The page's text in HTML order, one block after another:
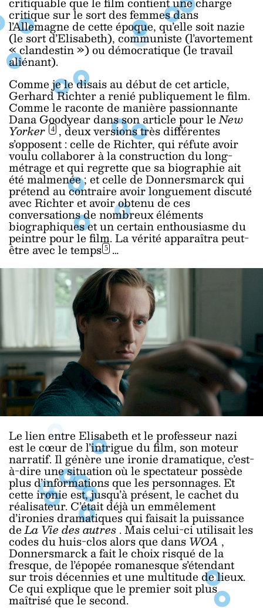
critique sur le sort des femmes dans
l’Allemagne de cette époque, qu’elle soit nazie
(le sort d’Elisabeth), communiste (l’avortement
« clandestin ») ou démocratique (le travail
aliénant).
Comme je le disais au début de cet article,
Gerhard Richter a renié publiquement le film.
Comme le raconte de manière passionnante
Dana Goodyear dans son article pour leNew
Yorker 4, deux versions très différentes
s’opposent : celle de Richter, qui réfute avoir
voulu collaborer à la construction du long-
métrage et qui regrette que sa biographie ait
été malmenée ; et celle de Donnersmarck qui
prétend au contraire avoir longuement discuté
avec Richter et avoir obtenu de ces
conversations de nombreux éléments
biographiques et un certain enthousiasme du
peintre pour le film. La vérité apparaîtra peut-
être avec le temps 5…
Le lien entre Elisabeth et le professeur nazi
est le cœur de l’intrigue du film, son moteur
narratif. Il génère une ironie dramatique, c’est-
à-dire une situation où le spectateur possède
plus d’informations que les personnages. Et
cette ironie est, jusqu’à présent, le cachet du
réalisateur. C’était déjà un emmêlement
d’ironies dramatiques qui faisait la puissance
deLa Vie des autres. Mais celui-ci utilisait les
codes du huis-clos alors que dansWOA ,
Donnersmarck a fait le choix risqué de la
fresque, de l’épopée romanesque s’étendant
sur trois décennies et une multitude de lieux.
Ce qui explique que le premier soit plus
maîtrisé que le second.